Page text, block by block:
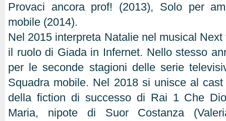
Provaci ancora prof! (2013), Solo per
mobile (2014).
Nel 2015 interpreta Natalie nel musical
il ruolo di Giada in Infernet. Nello stesso
per le seconde stagioni delle serie
Squadra mobile. Nel 2018 si unisce al
della fiction di successo di Rai 1 Che
Maria, nipote di Suor Costanza